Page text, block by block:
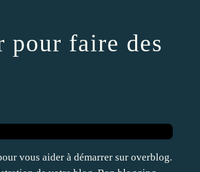
pour faire des
vous aider à démarrer sur overblog.